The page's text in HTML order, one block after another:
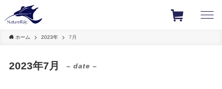
ホーム 2023年 7月
2023年7月 – date –